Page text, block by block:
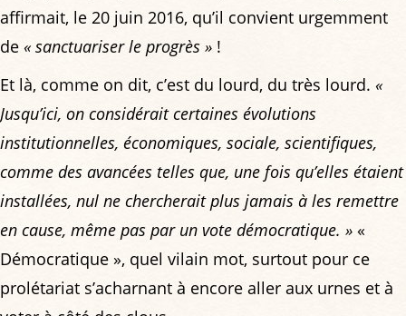
affirmait, le 20 juin 2016, qu’il convient urgemment
de « sanctuariser le progrès » !
Et là, comme on dit, c’est du lourd, du très lourd. «
Jusqu’ici, on considérait certaines évolutions
institutionnelles, économiques, sociale, scientifiques,
comme des avancées telles que, une fois qu’elles étaient
installées, nul ne chercherait plus jamais à les remettre
en cause, même pas par un vote démocratique. » «
Démocratique », quel vilain mot, surtout pour ce
prolétariat s’acharnant à encore aller aux urnes et à